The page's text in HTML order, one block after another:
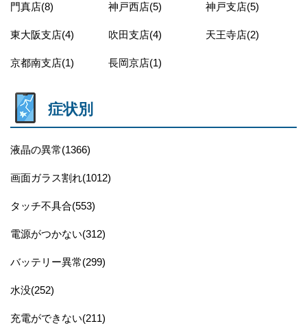
門真店(8) 神戸西店(5) 神戸支店(5)
東大阪支店(4) 吹田支店(4) 天王寺店(2)
京都南支店(1) 長岡京店(1)
症状別
液晶の異常(1366)
画面ガラス割れ(1012)
タッチ不具合(553)
電源がつかない(312)
バッテリー異常(299)
水没(252)
充電ができない(211)